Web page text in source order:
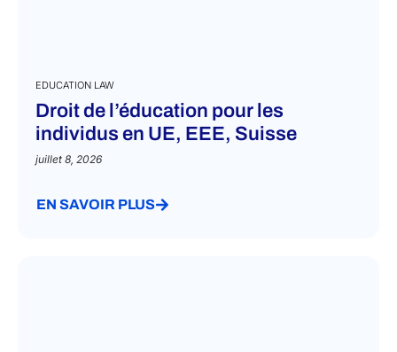
EDUCATION LAW
Droit de l’éducation pour les
individus en UE, EEE, Suisse
juillet 8, 2026
EN SAVOIR PLUS